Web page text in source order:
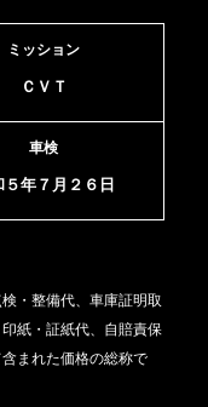
ミッション
ＣＶＴ
車検
５年７月２６日
・整備代、車庫証明取
紙・証紙代、 自賠責保
まれた価格の総称で